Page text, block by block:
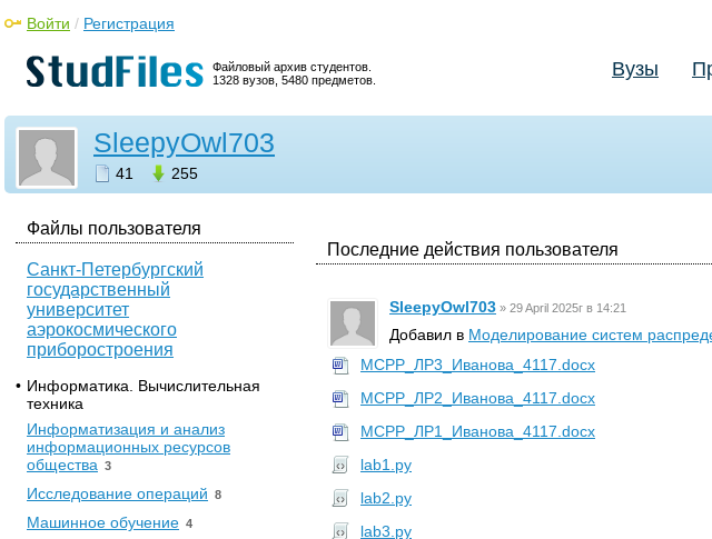
Файловый архив студентов.
1328 вузов, 5480 предметов.
Войти / Регистрация
Вузы
SleepyOwl703
41 255
Файлы пользователя
Санкт-Петербургский
государственный
университет
аэрокосмического
приборостроения
• Информатика. Вычислительная
техника
Информатизация и анализ
информационных ресурсов
общества 3
Исследование операций 8
Машинное обучение 4
Последние действия пользователя
SleepyOwl703 » 29 April 2025г в 14:21
Добавил в Моделирование систем
МСРР_ЛР3_Иванова_4117.docx
МСРР_ЛР2_Иванова_4117.docx
МСРР_ЛР1_Иванова_4117.docx
lab1.py
lab2.py
lab3.py